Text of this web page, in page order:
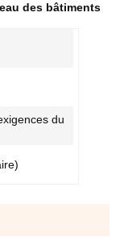
des bâtiments
du